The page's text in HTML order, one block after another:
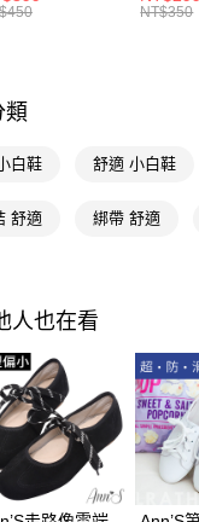
布料皆
NT$350
類
白鞋 舒適 小白鞋
舒適 綁帶 舒適
人也在看